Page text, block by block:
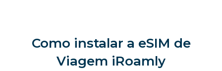
Como instalar a eSIM de
Viagem iRoamly